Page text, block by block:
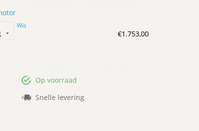
Wis
€1.753,00
Op voorraad
Snelle levering